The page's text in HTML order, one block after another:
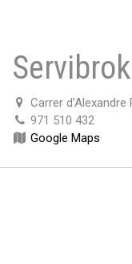
Carrer
971 510 432
Google Maps